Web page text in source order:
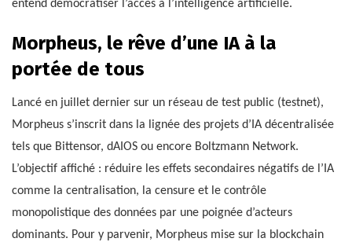
entend démocratiser l’accès à l’intelligence artificielle.
Morpheus, le rêve d’une IA à la
portée de tous
Lancé en juillet dernier sur un réseau de test public (testnet),
Morpheus s’inscrit dans la lignée des projets d’IA décentralisée
tels que Bittensor, dAIOS ou encore Boltzmann Network.
L’objectif affiché : réduire les effets secondaires négatifs de l’IA
comme la centralisation, la censure et le contrôle
monopolistique des données par une poignée d’acteurs
dominants. Pour y parvenir, Morpheus mise sur la blockchain